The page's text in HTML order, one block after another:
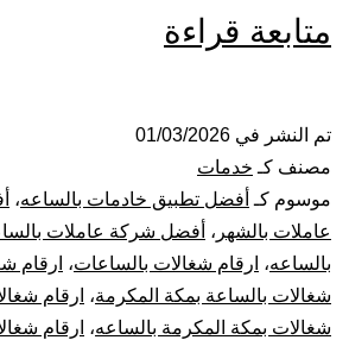
متابعة قراءة
بالساعة
بمكة
|
عاملات
تم النشر في 01/03/2026
مصنف كـ خدمات
موسوم كـ أفضل تطبيق خادمات بالساعه،
عاملات بالشهر ، أفضل شركة عاملات
بالساعه، ارقام شغالات بالساعات، ارقام
شغالات بالساعة بمكة المكرمة، ارقام
شغالات بمكة المكرمة بالساعه، ارقام